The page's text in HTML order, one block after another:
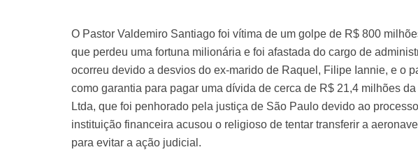
O Pastor Valdemiro Santiago foi vítima de um golpe de R$ 800
que perdeu uma fortuna milionária e foi afastada do cargo de
ocorreu devido a desvios do ex-marido de Raquel, Filipe Iannie, e o
como garantia para pagar uma dívida de cerca de R$ 21,4 milhões
Ltda, que foi penhorado pela justiça de São Paulo devido ao
instituição financeira acusou o religioso de tentar transferir a
para evitar a ação judicial.